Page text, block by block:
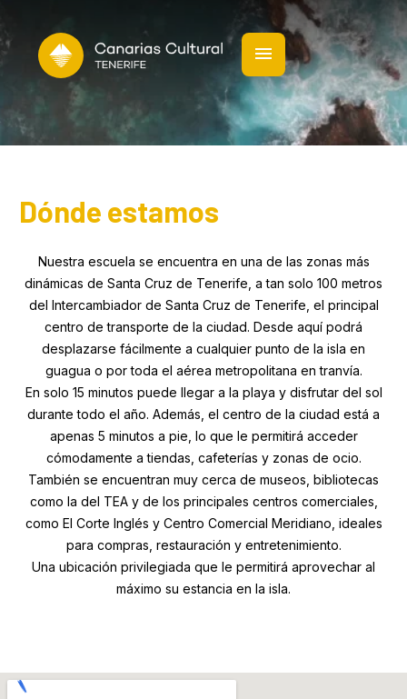
Dónde estamos
Nuestra escuela se encuentra en una de las zonas más
dinámicas de Santa Cruz de Tenerife, a tan solo 100 metros
del Intercambiador de Santa Cruz de Tenerife, el principal
centro de transporte de la ciudad. Desde aquí podrá
desplazarse fácilmente a cualquier punto de la isla en
guagua o por toda el aérea metropolitana en tranvía.
En solo 15 minutos puede llegar a la playa y disfrutar del sol
durante todo el año. Además, el centro de la ciudad está a
apenas 5 minutos a pie, lo que le permitirá acceder
cómodamente a tiendas, cafeterías y zonas de ocio.
También se encuentran muy cerca de museos, bibliotecas
como la del TEA y de los principales centros comerciales,
como El Corte Inglés y Centro Comercial Meridiano, ideales
para compras, restauración y entretenimiento.
Una ubicación privilegiada que le permitirá aprovechar al
máximo su estancia en la isla.